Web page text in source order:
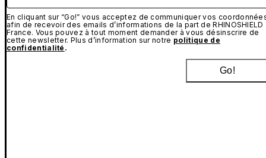
En cliquant sur “Go!” vous acceptez de communiquer vos
afin de recevoir des emails d’informations de la part de RHINOSHIELD
France. Vous pouvez à tout moment demander à vous désinscrire de
cette newsletter. Plus d’information sur notre politique de
confidentialité .
Go!